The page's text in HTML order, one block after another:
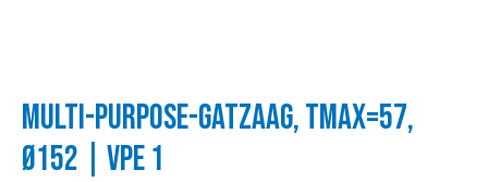
MULTI-PURPOSE-GATZAAG, TMAX=57,
Ø152 | VPE 1